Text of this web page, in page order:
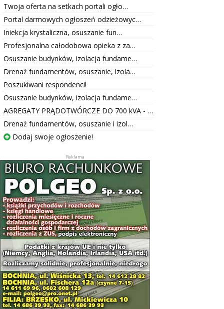
Twoja oferta na setkach portali ogło…
Portal darmowych ogłoszeń odzieżowyc…
Iniekcja krystaliczna, osuszanie fun…
Profesjonalna całodobowa opieka z za…
Osuszanie budynków, izolacja fundame…
Drenaż fundamentów, osuszanie, izola…
Poszukiwani respondenci!
Osuszanie budynków, izolacja fundame…
AGREGATY PRĄDOTWÓRCZE DO 700 kVA - …
Drenaż fundamentów, osuszanie i izol…
Dodaj swoje ogłoszenie!